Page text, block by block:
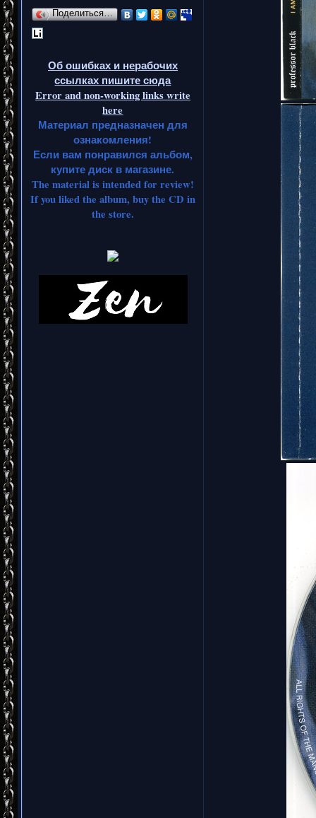
Поделиться…
Об ошибках и нерабочих
ссылках пишите сюда
Error and non-working links write
here
Материал предназначен для
ознакомления!
Если вам понравился альбом,
купите диск в магазине.
The material is intended for review!
If you liked the album, buy the CD in
the store.